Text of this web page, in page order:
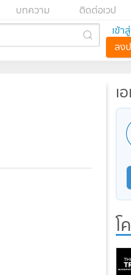
ติดต่อเวป
บทความ
เข้า
ลง
เ
โ